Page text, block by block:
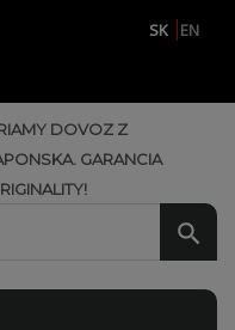
SK
EN
DOVOZ Z
GARANCIA